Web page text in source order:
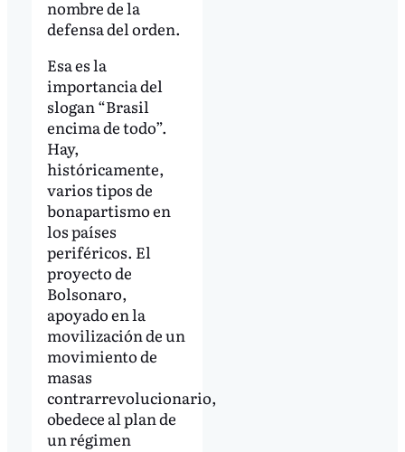
nombre de la
defensa del orden.
Esa es la
importancia del
slogan “Brasil
encima de todo”.
Hay,
históricamente,
varios tipos de
bonapartismo en
los países
periféricos. El
proyecto de
Bolsonaro,
apoyado en la
movilización de un
movimiento de
masas
contrarrevolucionario,
obedece al plan de
un régimen